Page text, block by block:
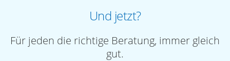
Und jetzt?
Für jeden die richtige Beratung, immer gleich
gut.